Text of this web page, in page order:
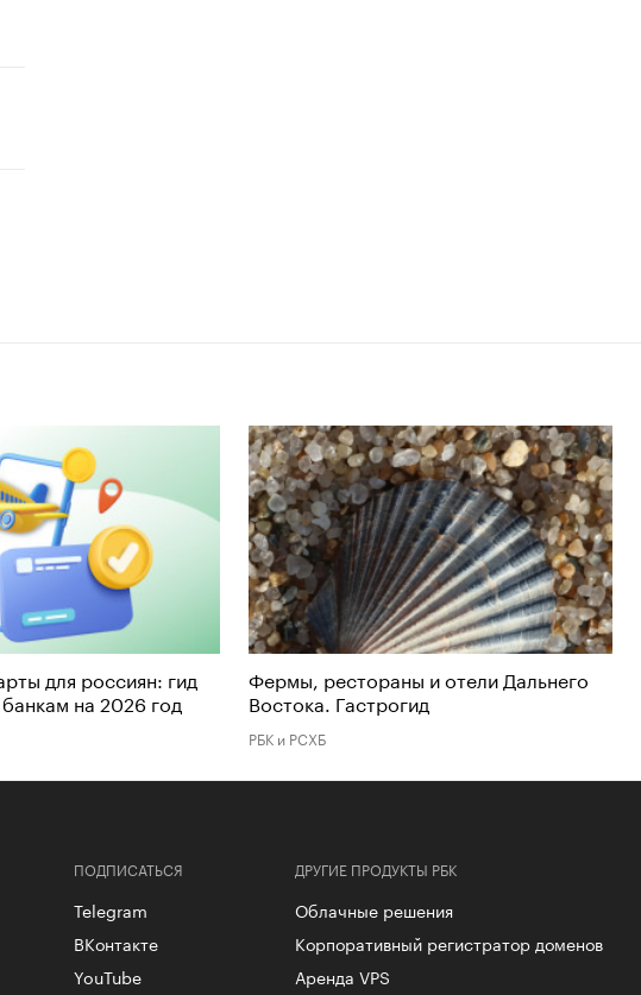
для россиян: гид
на 2026 год
Фермы, рестораны и отели Дальнего
Востока. Гастрогид
РБК и РСХБ
ДРУГИЕ ПРОДУКТЫ РБК
Облачные решения
Корпоративный регистратор доменов
Аренда VPS
ПОДПИСАТЬСЯ
Telegram
ВКонтакте
YouTube